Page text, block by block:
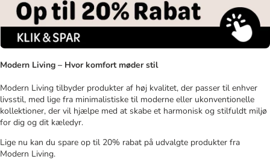
Modern Living – Hvor komfort møder stil
Modern Living tilbyder produkter af høj kvalitet, der passer til enhver
livsstil, med lige fra minimalistiske til moderne eller ukonventionelle
kollektioner, der vil hjælpe med at skabe et harmonisk og stilfuldt miljø
for dig og dit kæledyr.
Lige nu kan du spare op til 20% rabat på udvalgte produkter fra
Modern Living.